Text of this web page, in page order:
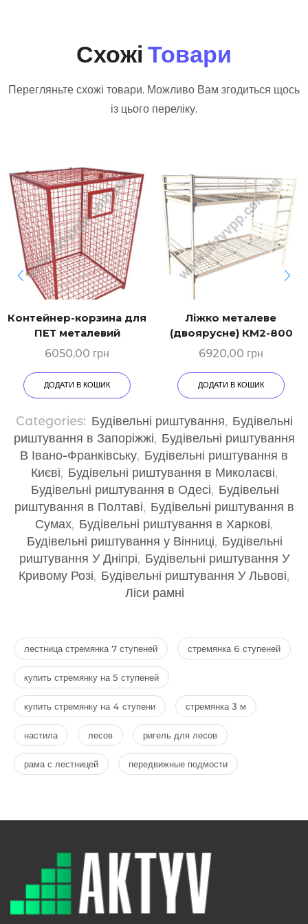
СхожіТовари
Перегляньте схожі товари. Можливо Вам згодиться щось
із цього переліку.
Контейнер-корзина для
ПЕТ металевий
6050,00 грн
ДОДАТИ В КОШИК
Ліжко металеве
(двоярусне) КМ2-800
6920,00 грн
ДОДАТИ В КОШИК
Categories: Будівельні риштування, Будівельні
риштування в Запоріжжі, Будівельні риштування
В Івано-Франківську, Будівельні риштування в
Києві, Будівельні риштування в Миколаєві,
Будівельні риштування в Одесі, Будівельні
риштування в Полтаві, Будівельні риштування в
Сумах, Будівельні риштування в Харкові,
Будівельні риштування у Вінниці, Будівельні
риштування У Дніпрі, Будівельні риштування У
Кривому Розі, Будівельні риштування У Львові,
Ліси рамні
лестница стремянка 7 ступеней стремянка 6 ступеней
купить стремянку на 5 ступеней
купить стремянку на 4 ступени стремянка 3 м
настила лесов ригель для лесов
рама с лестницей передвижные подмости